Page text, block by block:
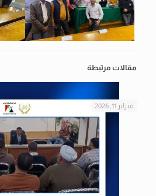
مقالات مرتبطة
فبراير 11, 2026